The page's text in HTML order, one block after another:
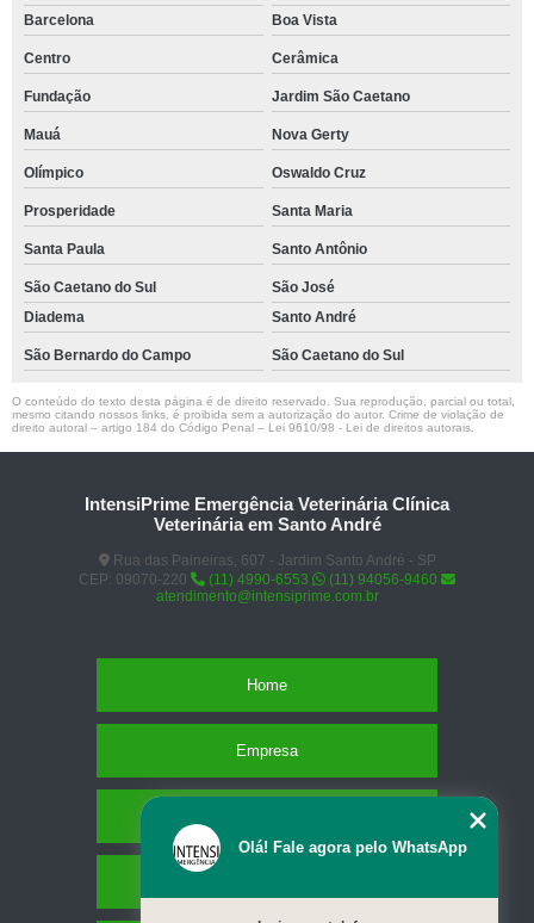
Barcelona
Boa Vista
Centro Cerâmica
Fundação Jardim São Caetano
Mauá Nova Gerty
Olímpico Oswaldo Cruz
Prosperidade Santa Maria
Santa Paula Santo Antônio
São Caetano do Sul
São José
Diadema
Santo André
São Bernardo do Campo São Caetano do Sul
O conteúdo do texto desta página é de direito reservado. Sua reprodução, parcial ou total,
mesmo citando nossos links, é proibida sem a autorização do autor. Crime de violação de
direito autoral – artigo 184 do Código Penal – Lei 9610/98 - Lei de direitos autorais
IntensiPrime Emergência Veterinária Clínica
Veterinária em Santo André
Rua das Paineiras, 607 - Jardim Santo André - SP
CEP: 09070-220
(11) 4990-6553
(11) 94056-9460
atendimento@intensiprime.com.br
Home
Empresa
Olá! Fale agora pelo WhatsApp